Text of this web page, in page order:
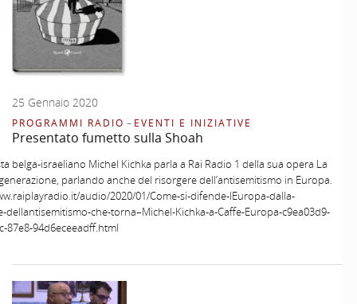
25 Gennaio 2020
PROGRAMMI RADIO – EVENTI E INIZIATIVE
Presentato fumetto sulla Shoah
belga-israeliano Michel Kichka parla a Rai Radio 1 della sua opera La
parlando anche del risorgere dell’antisemitismo in Europa.
audio/2020/01/Come-si-difende-lEuropa-dalla-
dellantisemitismo-che-torna–Michel-Kichka-a-Caffe-Europa-c9ea03d9-
87e8-94d6eceeadff.html